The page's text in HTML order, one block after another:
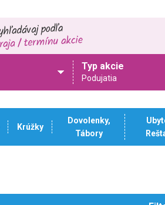
Typ akcie
Podujatia
Krúžky
Dovolenky,
Tábory